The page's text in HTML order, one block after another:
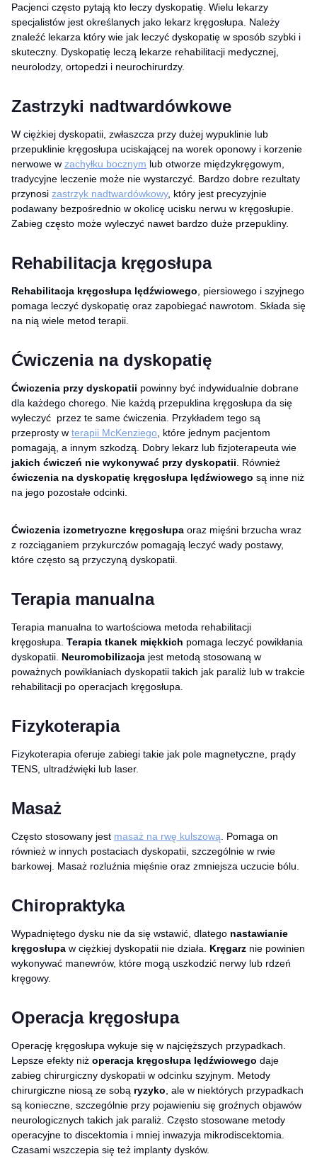
Pacjenci często pytają kto leczy dyskopatię. Wielu lekarzy
specjalistów jest określanych jako lekarz kręgosłupa. Należy
znaleźć lekarza który wie jak leczyć dyskopatię w sposób szybki i
skuteczny. Dyskopatię leczą lekarze rehabilitacji medycznej,
neurolodzy, ortopedzi i neurochirurdzy.
Zastrzyki nadtwardówkowe
W ciężkiej dyskopatii, zwłaszcza przy dużej wypuklinie lub
przepuklinie kręgosłupa uciskającej na worek oponowy i korzenie
nerwowe w zachyłku bocznym lub otworze międzykręgowym,
tradycyjne leczenie może nie wystarczyć. Bardzo dobre rezultaty
przynosi zastrzyk nadtwardówkowy, który jest precyzyjnie
podawany bezpośrednio w okolicę ucisku nerwu w kręgosłupie.
Zabieg często może wyleczyć nawet bardzo duże przepukliny.
Rehabilitacja kręgosłupa
Rehabilitacja kręgosłupa lędźwiowego , piersiowego i szyjnego
pomaga leczyć dyskopatię oraz zapobiegać nawrotom. Składa się
na nią wiele metod terapii.
Ćwiczenia na dyskopatię
Ćwiczenia przy dyskopatii powinny być indywidualnie dobrane
dla każdego chorego. Nie każdą przepuklina kręgosłupa da się
wyleczyć przez te same ćwiczenia. Przykładem tego są
przeprosty w terapii McKenziego , które jednym pacjentom
pomagają, a innym szkodzą. Dobry lekarz lub fizjoterapeuta wie
jakich ćwiczeń nie wykonywać przy dyskopatii . Również
ćwiczenia na dyskopatię kręgosłupa lędźwiowego są inne niż
na jego pozostałe odcinki.
Ćwiczenia izometryczne kręgosłupa oraz mięśni brzucha wraz
z rozciąganiem przykurczów pomagają leczyć wady postawy,
które często są przyczyną dyskopatii.
Terapia manualna
Terapia manualna to wartościowa metoda rehabilitacji
kręgosłupa. Terapia tkanek miękkich pomaga leczyć powikłania
dyskopatii. Neuromobilizacja jest metodą stosowaną w
poważnych powikłaniach dyskopatii takich jak paraliż lub w trakcie
rehabilitacji po operacjach kręgosłupa.
Fizykoterapia
Fizykoterapia oferuje zabiegi takie jak pole magnetyczne, prądy
TENS, ultradźwięki lub laser.
Masaż
Często stosowany jest masaż na rwę kulszową . Pomaga on
również w innych postaciach dyskopatii, szczególnie w rwie
barkowej. Masaż rozluźnia mięśnie oraz zmniejsza uczucie bólu.
Chiropraktyka
Wypadniętego dysku nie da się wstawić, dlatego nastawianie
kręgosłupa w ciężkiej dyskopatii nie działa. Kręgarz nie powinien
wykonywać manewrów, które mogą uszkodzić nerwy lub rdzeń
kręgowy.
Operacja kręgosłupa
Operację kręgosłupa wykuje się w najcięższych przypadkach.
Lepsze efekty niż operacja kręgosłupa lędźwiowego daje
zabieg chirurgiczny dyskopatii w odcinku szyjnym. Metody
chirurgiczne niosą ze sobą ryzyko , ale w niektórych przypadkach
są konieczne, szczególnie przy pojawieniu się groźnych objawów
neurologicznych takich jak paraliż. Często stosowane metody
operacyjne to discektomia i mniej inwazyja mikrodiscektomia.
Czasami wszczepia się też implanty dysków.